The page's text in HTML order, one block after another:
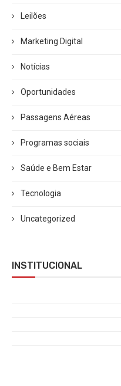
Leilões
Marketing Digital
Notícias
Oportunidades
Passagens Aéreas
Programas sociais
Saúde e Bem Estar
Tecnologia
Uncategorized
INSTITUCIONAL